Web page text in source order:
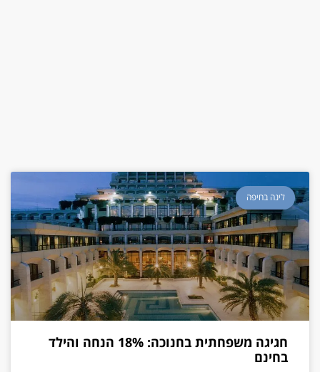
לינה בחיפה
חגיגה משפחתית בחנוכה: 18% הנחה והילד
בחינם